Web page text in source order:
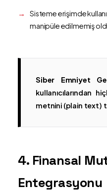
Sisteme erişimde
manipüle edilmemiş
Siber Emniyet
kullanıcılarından
metnini (plain text)
4. Finansal
Entegrasyonu